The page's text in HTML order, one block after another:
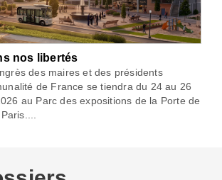
nos libertés
des maires et des présidents
de France se tiendra du 24 au 26
au Parc des expositions de la Porte de